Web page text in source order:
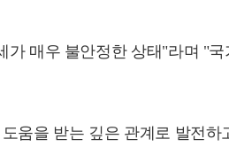
매우 불안정한 상태"라며 "
움을 받는 깊은 관계로 발전